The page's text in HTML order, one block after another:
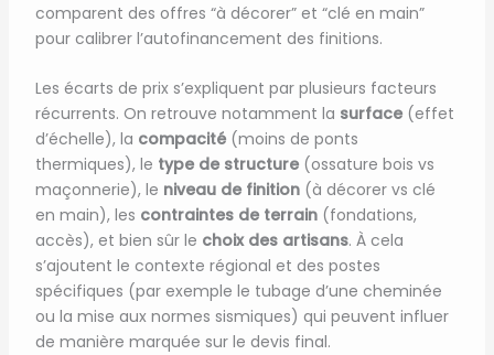
comparent des offres “à décorer” et “clé en main”
pour calibrer l’autofinancement des finitions.
Les écarts de prix s’expliquent par plusieurs facteurs
récurrents. On retrouve notamment la surface(effet
d’échelle), la compacité(moins de ponts
thermiques), le type de structure(ossature bois vs
maçonnerie), le niveau de finition(à décorer vs clé
en main), les contraintes de terrain(fondations,
accès), et bien sûr le choix des artisans. À cela
s’ajoutent le contexte régional et des postes
spécifiques (par exemple le tubage d’une cheminée
ou la mise aux normes sismiques) qui peuvent influer
de manière marquée sur le devis final.